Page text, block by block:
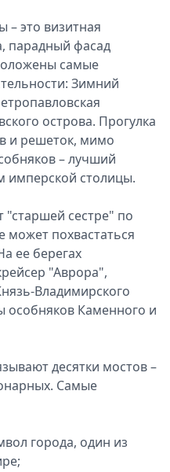
это визитная
парадный фасад
самые
Зимний
острова. Прогулка
и решеток, мимо
– лучший
имперской столицы.
"старшей сестре" по
похвастаться
ее берегах
"Аврора",
Владимирского
особняков Каменного и
десятки мостов –
Самые
города, один из